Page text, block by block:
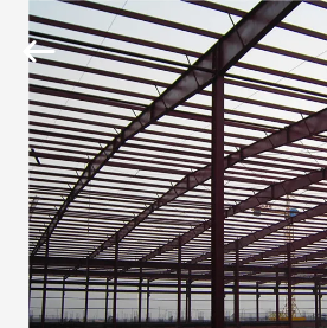
HUIS
PRODUCTEN
VIDEO'S
Qingdao
KaFa
Fabrication
Rights
Reserved.